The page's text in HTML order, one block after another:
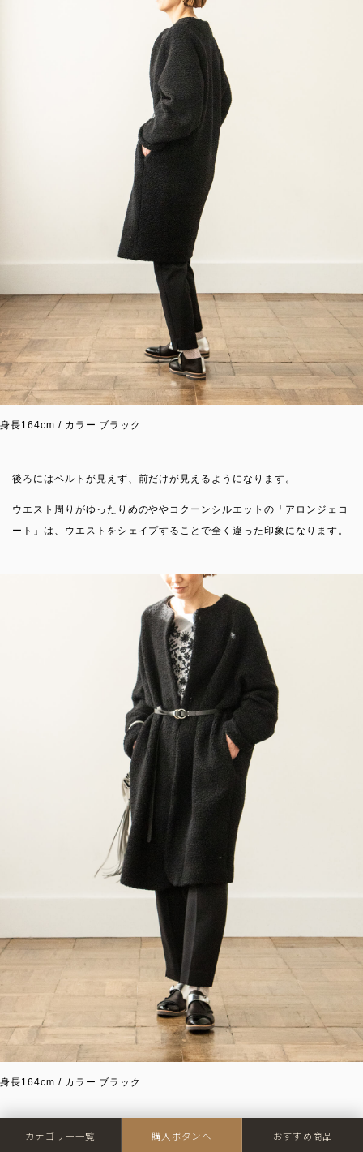
身長164cm / カラー ブラック
後ろにはベルトが見えず、前だけが見えるようになります。
ウエスト周りがゆったりめのややコクーンシルエットの「アロンジェコ
ート」は、ウエストをシェイプすることで全く違った印象になります。
身長164cm / カラー ブラック
冬のコーディネートは見た目にアウターの占める割合が多いので、印象
カテゴリー一覧 購入ボタンへ おすすめ商品